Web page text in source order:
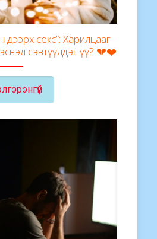
секс”: Харилцааг
сэвтүүлдэг үү? 💔❤️